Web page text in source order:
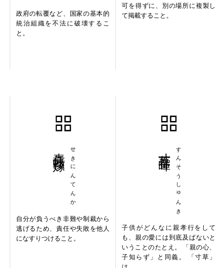
政府の転覆など、国家の基本的
統治組織を不法に破壊するこ
と。
可を得ずに、別の場所に複製し
て掲載すること。
せきにんてんか
自分が負うべき非難や制裁から
逃げるため、責任や失敗を他人
になすりつけること。
すんそうしゅんき
子供がどんなに親孝行をして
も、親の愛には到底及ばないと
いうことのたとえ。 「親の心、
子知らず」と同義。 「寸草」